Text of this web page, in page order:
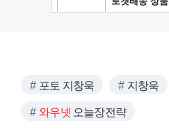
포토 지창욱 지창욱
와우넷 오늘장전략